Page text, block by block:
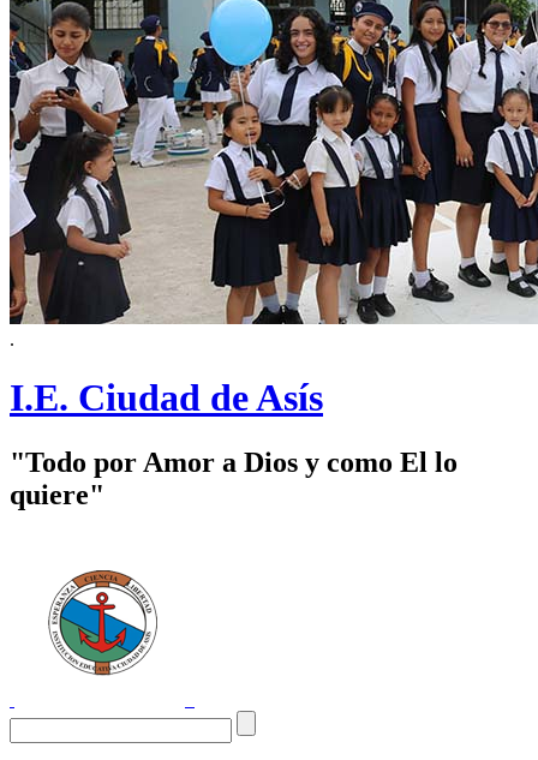
.
I.E. Ciudad de Asís
"Todo por Amor a Dios y como El lo
quiere"